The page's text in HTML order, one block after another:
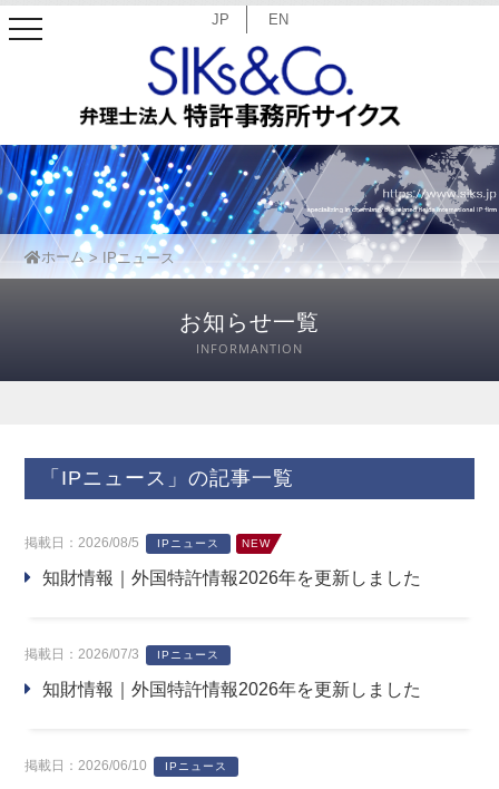
JP EN
toggle
ホーム IPニュース
お知らせ一覧
INFORMANTION
「IPニュース」の記事一覧
掲載日：2026/08/5 IPニュース NEW
知財情報｜外国特許情報2026年を更新しました
掲載日：2026/07/3 IPニュース
知財情報｜外国特許情報2026年を更新しました
掲載日：2026/06/10 IPニュース